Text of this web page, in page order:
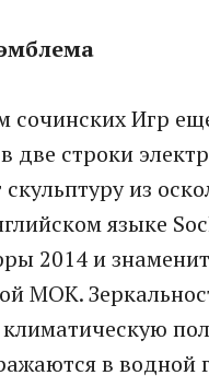
сочинских Игр
строки
из
языке
2014 и
МОК.
в водной